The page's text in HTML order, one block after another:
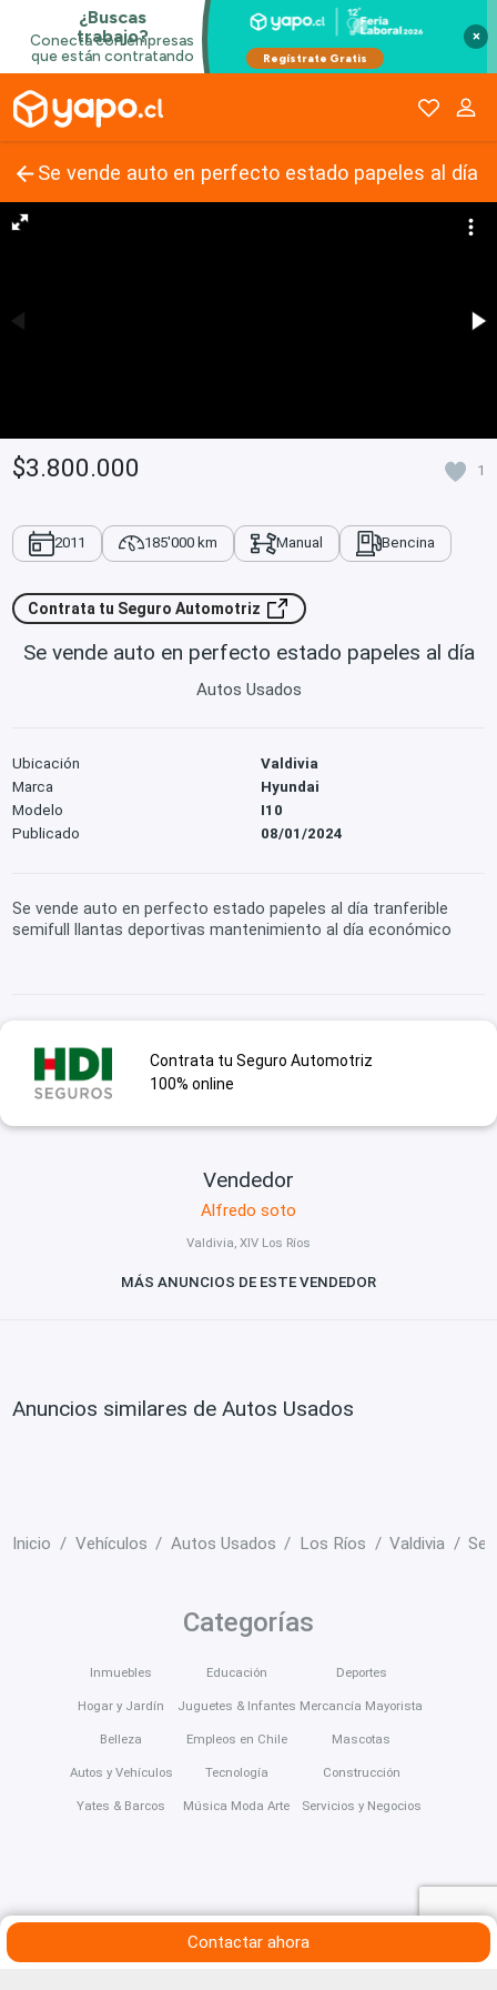
×
Se vende auto en perfecto estado papeles al día
$3.800.000 1
2011 185'000 km Manual Bencina
Contrata tu Seguro Automotriz
Se vende auto en perfecto estado papeles al día
Autos Usados
Ubicación
Valdivia
Marca
Hyundai
Modelo
I10
Publicado
08/01/2024
Se vende auto en perfecto estado papeles al día tranferible
semifull llantas deportivas mantenimiento al día económico
Contrata tu Seguro Automotriz
100% online
Vendedor
Alfredo soto
Valdivia, XIV Los Ríos
MÁS ANUNCIOS DE ESTE VENDEDOR
Anuncios similares de Autos Usados
Inicio Vehículos Autos Usados Los Ríos Valdivia Se
Contactar ahora
Categorías
Inmuebles
Hogar y Jardín
Belleza
Autos y Vehículos
Yates & Barcos
Educación
Juguetes & Infantes
Empleos en Chile
Tecnología
Música Moda Arte
Deportes
Mercancía Mayorista
Mascotas
Construcción
Servicios y Negocios